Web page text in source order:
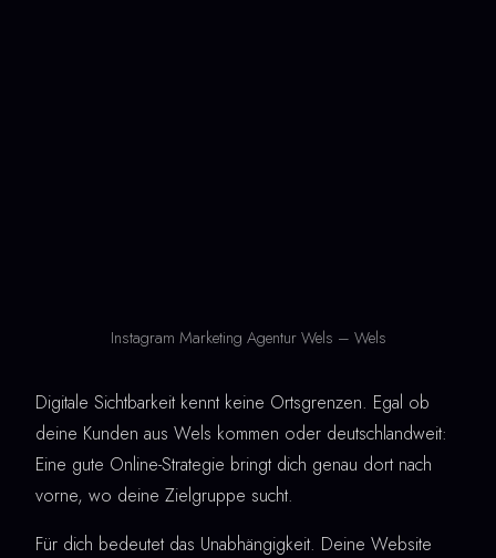
Instagram Marketing Agentur Wels – Wels
Digitale Sichtbarkeit kennt keine Ortsgrenzen. Egal ob
deine Kunden aus Wels kommen oder deutschlandweit:
Eine gute Online-Strategie bringt dich genau dort nach
vorne, wo deine Zielgruppe sucht.
Für dich bedeutet das Unabhängigkeit. Deine Website